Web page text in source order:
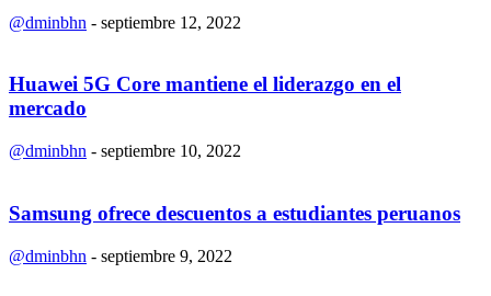
@dminbhn - septiembre 12, 2022
Huawei 5G Core mantiene el liderazgo en el
mercado
@dminbhn - septiembre 10, 2022
Samsung ofrece descuentos a estudiantes peruanos
@dminbhn - septiembre 9, 2022